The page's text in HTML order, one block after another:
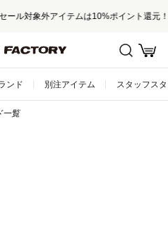
ムは10%ポイント還元！
ンド 別注アイテム スタッフス
一覧